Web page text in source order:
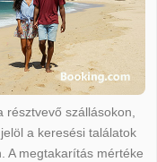
szállásokon,
a keresési találatok
A megtakarítás mértéke